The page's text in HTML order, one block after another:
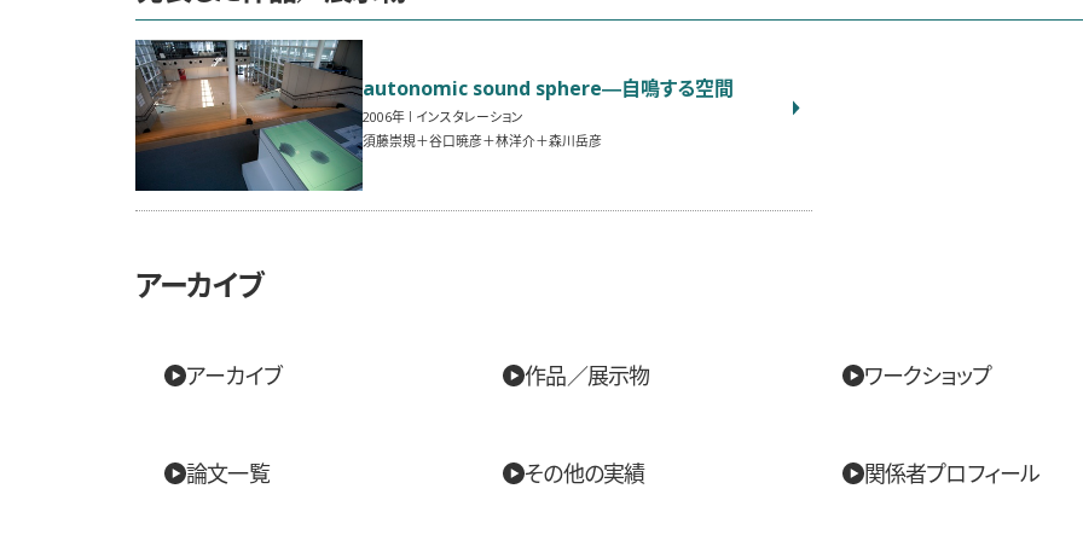
autonomic sound sphere―自鳴する空間
2006
インスタレーション
須藤崇規＋谷口暁彦＋林洋介＋森川岳彦
アーカイブ
アーカイブ 作品／展示物 ワークショップ
論文一覧 その他の実績 関係者プロフィール